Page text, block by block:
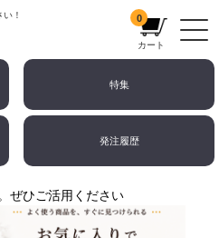
！ 0
カート
特集
発注履歴
ぜひご活用ください